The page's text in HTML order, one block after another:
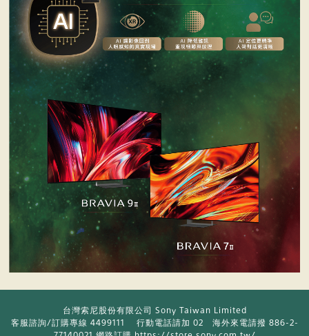
台灣索尼股份有限公司 Sony Taiwan Limited
客服諮詢/訂購專線 4499111 行動電話請加 02 海外來電請撥 886-2-